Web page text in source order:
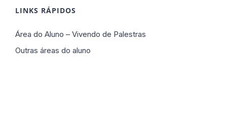
LINKS RÁPIDOS
Área do Aluno – Vivendo de Palestras
Outras áreas do aluno